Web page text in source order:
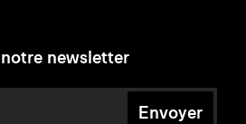
newsletter
Envoyer